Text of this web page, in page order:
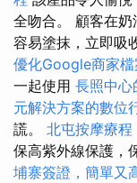
全吻合。 顧客在
容易塗抹，立即吸
優化Google商家檔
一起使用 長照中心
元解決方案的數位
謊。 北屯按摩療程
保高紫外線保護，
埔寨簽證，簡單又